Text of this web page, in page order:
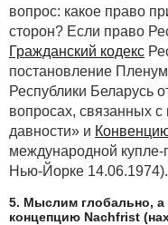
вопрос: какое право
сторон? Если право
Гражданский кодекс
постановление
Республики Беларусь
вопросах, связанных
давности» и
международной купле-
Нью-Йорке 14.06.1974).
5. Мыслим глобально, а
концепцию Nachfrist